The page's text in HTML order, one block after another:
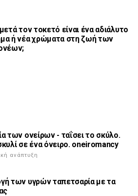
τον τοκετό είναι ένα αδιάλυτο
ή νέα χρώματα στη ζωή των
των ονείρων - ταΐσει το σκύλο.
σε ένα όνειρο. oneiromancy
ανάπτυξη
των υγρών ταπετσαρία με τα